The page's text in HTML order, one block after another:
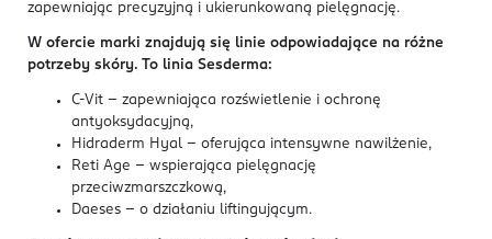
zapewniając precyzyjną i ukierunkowaną pielęgnację.
W ofercie marki znajdują się linie odpowiadające na różne
potrzeby skóry. To linia Sesderma:
C-Vit – zapewniająca rozświetlenie i ochronę
antyoksydacyjną,
Hidraderm Hyal – oferująca intensywne nawilżenie,
Reti Age – wspierająca pielęgnację
przeciwzmarszczkową,
Daeses – o działaniu liftingującym.